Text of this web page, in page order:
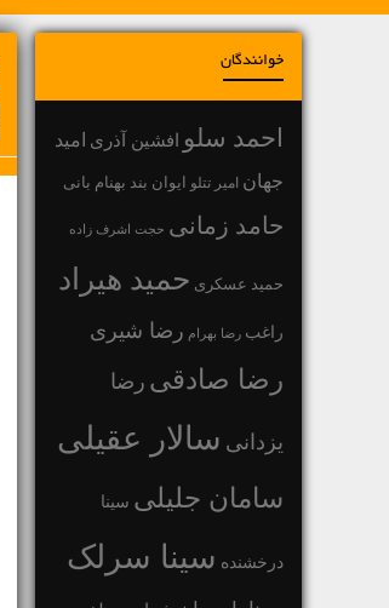
خوانندگان
احمد سلو افشین آذری امید
جهان امیر تتلو ایوان بند بهنام بانی
حامد زمانی حجت اشرف زاده
حمید عسکری حمید هیراد
راغب رضا بهرام رضا شیری
رضا صادقی رضا
یزدانی سالار عقیلی
سامان جلیلی سینا
درخشنده سینا سرلک